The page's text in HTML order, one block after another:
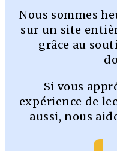
Nous sommes
sur un site
grâce au
Si vous
expérience de
aussi, nous